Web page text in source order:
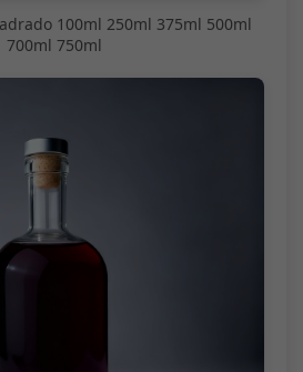
100ml 250ml 375ml 500ml
700ml 750ml